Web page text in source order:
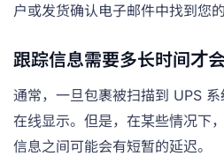
户或发货确认电子邮件中找到您的
跟踪信息需要多长时间才
通常，一旦包裹被扫描到 UPS
在线显示。但是，在某些情况下
信息之间可能会有短暂的延迟。